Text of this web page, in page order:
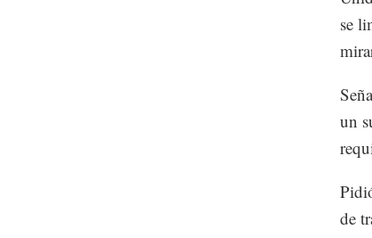
se
un
de